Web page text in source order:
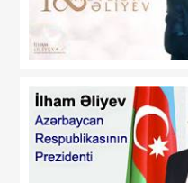
Azərbaycan film layihəsi
beynəlxalq nüfuzlu qrantın
qalibi olub
Vaşinqton görüşü:
Azərbaycan sülh
gündəliyini və regionun
gələcək inkişaf
istiqamətlərini müəyyən